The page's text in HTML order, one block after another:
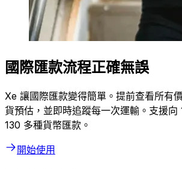
國際匯款流程正確無誤
Xe 讓國際匯款變得簡單。提前查看所有
貨預估，並即時追蹤每一次運輸。支援向
130 多種貨幣匯款。
開始使用